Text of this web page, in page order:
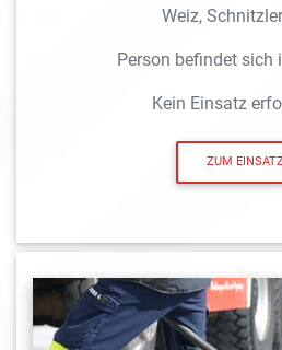
Weiz,
Person befindet sich
Kein Einsatz
ZUM